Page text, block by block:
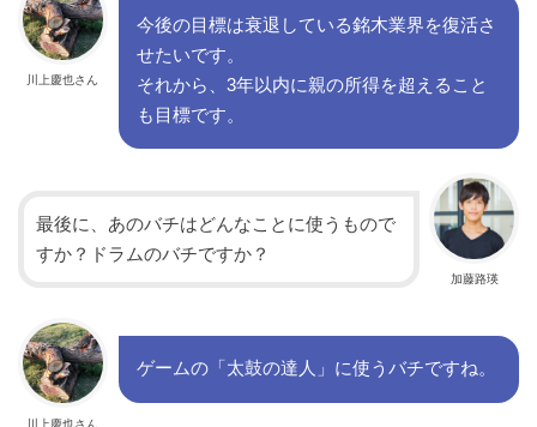
川上慶也さん
今後の目標は衰退している銘木業界を復活さ
せたいです。
それから、3年以内に親の所得を超えること
も目標です。
加藤路瑛
最後に、あのバチはどんなことに使うもので
すか？ドラムのバチですか？
川上慶也さん
ゲームの「太鼓の達人」に使うバチですね。